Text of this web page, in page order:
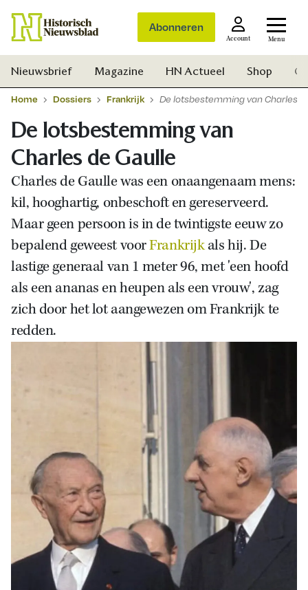
Abonneren
Account Menu
Zoek
Nieuwsbrief Magazine HN Actueel Shop
Home Dossiers Frankrijk De lotsbestemming van Charles
De lotsbestemming van
Charles de Gaulle
Charles de Gaulle was een onaangenaam mens:
kil, hooghartig, onbeschoft en gereserveerd.
Maar geen persoon is in de twintigste eeuw zo
bepalend geweest voorFrankrijkals hij. De
lastige generaal van 1 meter 96, met 'een hoofd
als een ananas en heupen als een vrouw', zag
zich door het lot aangewezen om Frankrijk te
redden.